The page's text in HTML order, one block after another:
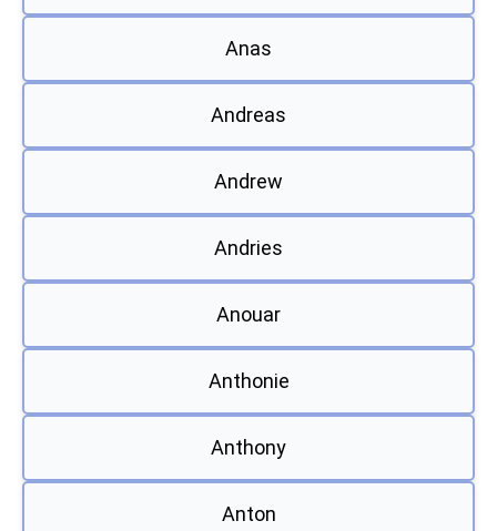
Anas
Andreas
Andrew
Andries
Anouar
Anthonie
Anthony
Anton